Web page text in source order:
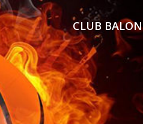
CLUB